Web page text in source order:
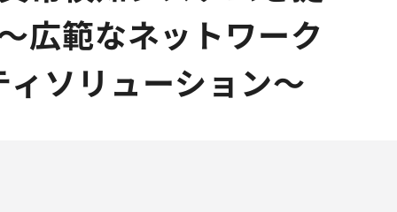
広範なネットワーク
ソリューション～